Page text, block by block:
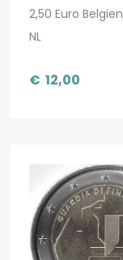
2,50 Euro
NL
€ 12,00